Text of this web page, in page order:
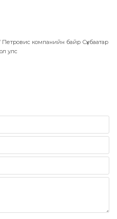
компанийн байр Сүхбаатар
улс